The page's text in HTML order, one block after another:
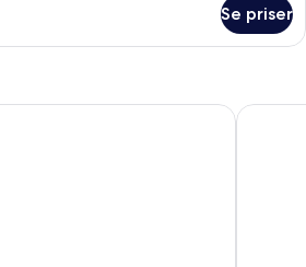
Se priser
Scandic